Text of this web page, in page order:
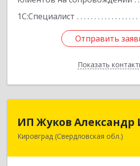
1С:Специалист
Отправить
Показать
Отправить
Назад
ИП Жуков Александр
Кировград (Свердловская обл.)
624140, Свердловская